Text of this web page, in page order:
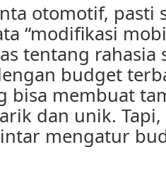
otomotif, pasti
“modifikasi
tentang rahasia
budget
bisa membuat
dan unik.
mengatur